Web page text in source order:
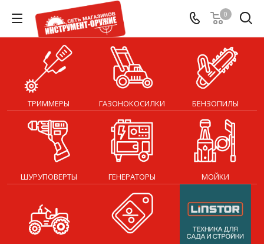
0
ТРИММЕРЫ ГАЗОНОКОСИЛКИ БЕНЗОПИЛЫ
ШУРУПОВЕРТЫ ГЕНЕРАТОРЫ МОЙКИ